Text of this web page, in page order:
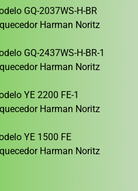
GQ-2037WS-H-BR
Harman Noritz
GQ-2437WS-H-BR-1
Harman Noritz
YE 2200 FE-1
Harman Noritz
YE 1500 FE
Harman Noritz